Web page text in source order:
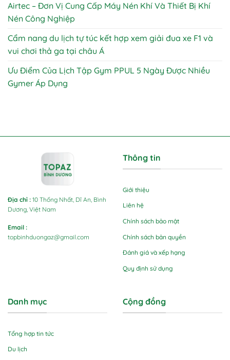
Airtec – Đơn Vị Cung Cấp Máy Nén Khí Và Thiết Bị Khí
Nén Công Nghiệp
Cẩm nang du lịch tự túc kết hợp xem giải đua xe F1 và
vui chơi thả ga tại châu Á
Ưu Điểm Của Lịch Tập Gym PPUL 5 Ngày Được Nhiều
Gymer Áp Dụng
Địa chỉ : 10 Thống Nhất, Dĩ An, Bình
Dương, Việt Nam
Email :
topbinhduongaz@gmail.com
Thông tin
Giới thiệu
Liên hệ
Chính sách bảo mật
Chính sách bản quyền
Đánh giá và xếp hạng
Quy định sử dụng
Danh mục
Tổng hợp tin tức
Du lịch
Cộng đồng